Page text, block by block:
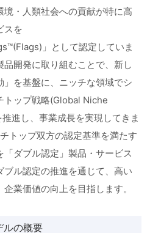
・人類社会への貢献が特に高
スを
」として認定していま
開発に取り組むことで、新し
を基盤に、ニッチな領域でシ
トップ戦略(Global Niche
進し、事業成長を実現してきま
トップ双方の認定基準を満たす
ダブル認定」製品・サービス
ル認定の推進を通じて、高い
業価値の向上を目指します。
ルの概要